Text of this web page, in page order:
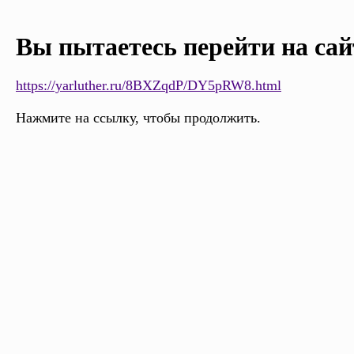
Вы пытаетесь перейти на
https://yarluther.ru/8BXZqdP/DY5pRW8.html
Нажмите на ссылку, чтобы продолжить.